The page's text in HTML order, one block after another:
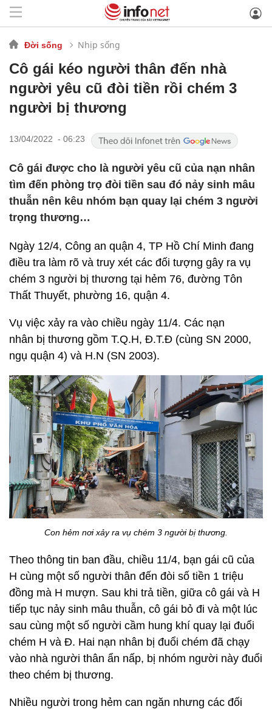
Đời sống Nhịp sống
Cô gái kéo người thân đến nhà
người yêu cũ đòi tiền rồi chém 3
người bị thương
13/04/2022 - 06:23
Cô gái được cho là người yêu cũ của nạn nhân
tìm đến phòng trọ đòi tiền sau đó nảy sinh mâu
thuẫn nên kêu nhóm bạn quay lại chém 3 người
trọng thương…
Ngày 12/4, Công an quận 4, TP Hồ Chí Minh đang
điều tra làm rõ và truy xét các đối tượng gây ra vụ
chém 3 người bị thương tại hẻm 76, đường Tôn
Thất Thuyết, phường 16, quận 4.
Vụ việc xảy ra vào chiều ngày 11/4. Các nạn
nhân bị thương gồm T.Q.H, Đ.T.Đ (cùng SN 2000,
ngụ quận 4) và H.N (SN 2003).
Con hẻm nơi xảy ra vụ chém 3 người bị thương.
Theo thông tin ban đầu, chiều 11/4, bạn gái cũ của
H cùng một số người thân đến đòi số tiền 1 triệu
đồng mà H mượn. Sau khi trả tiền, giữa cô gái và H
tiếp tục nảy sinh mâu thuẫn, cô gái bỏ đi và một lúc
sau cùng một số người cầm hung khí quay lại đuổi
chém H và Đ. Hai nạn nhân bị đuổi chém đã chạy
vào nhà người thân ẩn nấp, bị nhóm người này đuổi
theo chém bị thương.
Nhiều người trong hẻm can ngăn nhưng các đối